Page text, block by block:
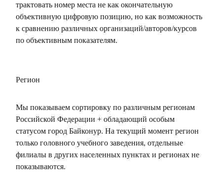
трактовать номер места не как окончательную
объективную цифровую позицию, но как возможность
к сравнению различных организаций/авторов/курсов
по объективным показателям.
Регион
Мы показываем сортировку по различным регионам
Российской Федерации + обладающий особым
статусом город Байконур. На текущий момент регион
только головного учебного заведения, отдельные
филиалы в других населенных пунктах и регионах не
показываются.